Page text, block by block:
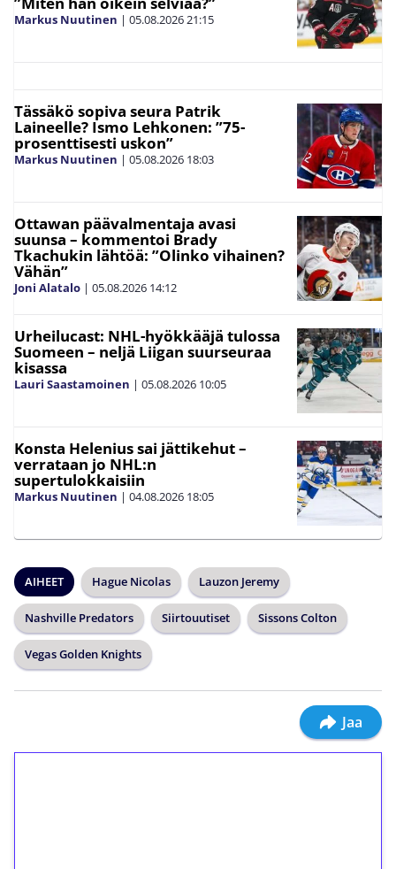
Markus Nuutinen | 05.08.202621:15
Tässäkö sopiva seura Patrik
Laineelle? Ismo Lehkonen: ”75-
prosenttisesti uskon”
Markus Nuutinen | 05.08.2026 18:03
Ottawan päävalmentaja avasi
suunsa – kommentoi Brady
Tkachukin lähtöä: ”Olinko vihainen?
Vähän”
Joni Alatalo | 05.08.2026 14:12
Urheilucast: NHL-hyökkääjä tulossa
Suomeen – neljä Liigan suurseuraa
kisassa
Lauri Saastamoinen | 05.08.2026 10:05
Konsta Helenius sai jättikehut –
verrataan jo NHL:n
supertulokkaisiin
Markus Nuutinen | 04.08.2026 18:05
AIHEET Hague Nicolas Lauzon Jeremy
Nashville Predators Siirtouutiset Sissons Colton
Vegas Golden Knights
Jaa